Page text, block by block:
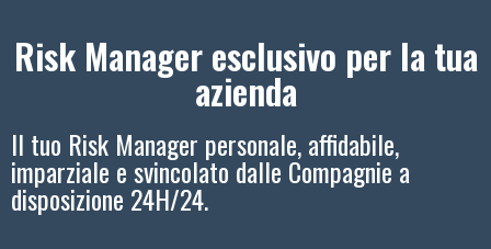
Risk Manager esclusivo per la tua
azienda
Il tuo Risk Manager personale, affidabile,
imparziale e svincolato dalle Compagnie a
disposizione 24H/24.